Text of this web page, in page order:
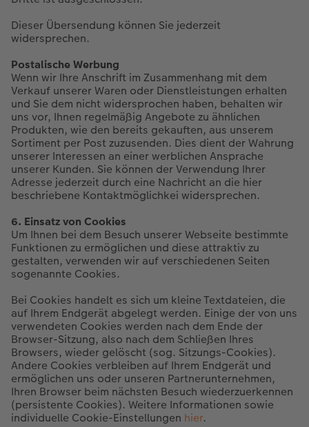
Dieser Übersendung können Sie jederzeit
widersprechen.
Postalische Werbung
Wenn wir Ihre Anschrift im Zusammenhang mit dem
Verkauf unserer Waren oder Dienstleistungen erhalten
und Sie dem nicht widersprochen haben, behalten wir
uns vor, Ihnen regelmäßig Angebote zu ähnlichen
Produkten, wie den bereits gekauften, aus unserem
Sortiment per Post zuzusenden. Dies dient der Wahrung
unserer Interessen an einer werblichen Ansprache
unserer Kunden. Sie können der Verwendung Ihrer
Adresse jederzeit durch eine Nachricht an die hier
beschriebene Kontaktmöglichkei widersprechen.
6. Einsatz von Cookies
Um Ihnen bei dem Besuch unserer Webseite bestimmte
Funktionen zu ermöglichen und diese attraktiv zu
gestalten, verwenden wir auf verschiedenen Seiten
sogenannte Cookies.
Bei Cookies handelt es sich um kleine Textdateien, die
auf Ihrem Endgerät abgelegt werden. Einige der von uns
verwendeten Cookies werden nach dem Ende der
Browser-Sitzung, also nach dem Schließen Ihres
Browsers, wieder gelöscht (sog. Sitzungs-Cookies).
Andere Cookies verbleiben auf Ihrem Endgerät und
ermöglichen uns oder unseren Partnerunternehmen,
Ihren Browser beim nächsten Besuch wiederzuerkennen
(persistente Cookies). Weitere Informationen sowie
individuelle Cookie-Einstellungen hier.